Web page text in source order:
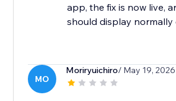
app, the fix is now live,
should display normally
MO
Moriryuichiro/ May 19, 2026